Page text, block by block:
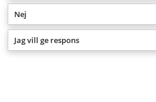
Nej
Jag vill ge respons